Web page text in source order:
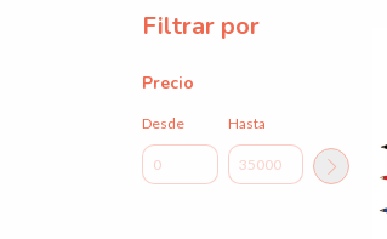
Filtrar por
Precio
Desde Hasta